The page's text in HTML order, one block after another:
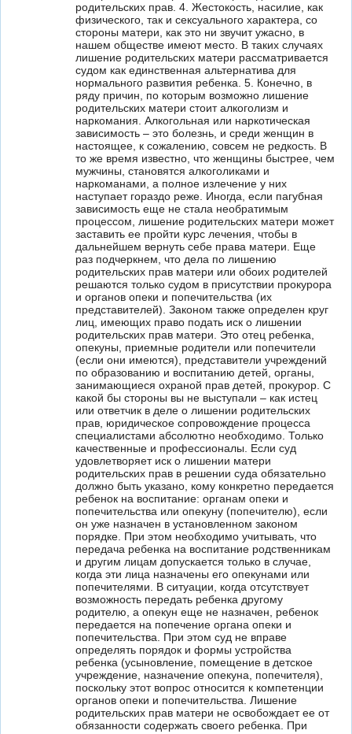
родительских прав. 4. Жестокость, насилие, как
физического, так и сексуального характера, со
стороны матери, как это ни звучит ужасно, в
нашем обществе имеют место. В таких случаях
лишение родительских матери рассматривается
судом как единственная альтернатива для
нормального развития ребенка. 5. Конечно, в
ряду причин, по которым возможно лишение
родительских матери стоит алкоголизм и
наркомания. Алкогольная или наркотическая
зависимость – это болезнь, и среди женщин в
настоящее, к сожалению, совсем не редкость. В
то же время известно, что женщины быстрее, чем
мужчины, становятся алкоголиками и
наркоманами, а полное излечение у них
наступает гораздо реже. Иногда, если пагубная
зависимость еще не стала необратимым
процессом, лишение родительских матери может
заставить ее пройти курс лечения, чтобы в
дальнейшем вернуть себе права матери. Еще
раз подчеркнем, что дела по лишению
родительских прав матери или обоих родителей
решаются только судом в присутствии прокурора
и органов опеки и попечительства (их
представителей). Законом также определен круг
лиц, имеющих право подать иск о лишении
родительских прав матери. Это отец ребенка,
опекуны, приемные родители или попечители
(если они имеются), представители учреждений
по образованию и воспитанию детей, органы,
занимающиеся охраной прав детей, прокурор. С
какой бы стороны вы не выступали – как истец
или ответчик в деле о лишении родительских
прав, юридическое сопровождение процесса
специалистами абсолютно необходимо. Только
качественные и профессионалы. Если суд
удовлетворяет иск о лишении матери
родительских прав в решении суда обязательно
должно быть указано, кому конкретно передается
ребенок на воспитание: органам опеки и
попечительства или опекуну (попечителю), если
он уже назначен в установленном законом
порядке. При этом необходимо учитывать, что
передача ребенка на воспитание родственникам
и другим лицам допускается только в случае,
когда эти лица назначены его опекунами или
попечителями. В ситуации, когда отсутствует
возможность передать ребенка другому
родителю, а опекун еще не назначен, ребенок
передается на попечение органа опеки и
попечительства. При этом суд не вправе
определять порядок и формы устройства
ребенка (усыновление, помещение в детское
учреждение, назначение опекуна, попечителя),
поскольку этот вопрос относится к компетенции
органов опеки и попечительства. Лишение
родительских прав матери не освобождает ее от
обязанности содержать своего ребенка. При